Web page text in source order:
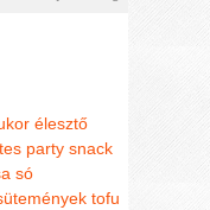
élesztő
party snack
só
tofu